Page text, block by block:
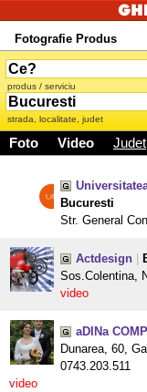
Fotografie Produs
produs / serviciu
strada, localitate, judet
Foto Video Judet
Bucuresti
Str. General
Actdesign
Sos.Colentina,
video
aDINa
Dunarea, 60,
0743.203.511
video